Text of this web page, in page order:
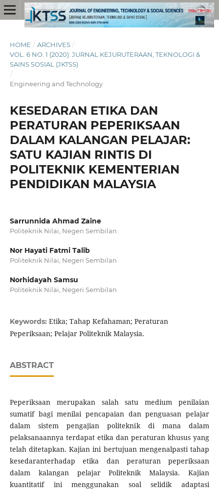
HOME / ARCHIVES /
VOL. 6 NO. 1 (2020): JURNAL KEJURUTERAAN, TEKNOLOGI &
SAINS SOSIAL (JKTSS)
/
Engineering and Technology
KESEDARAN ETIKA DAN
PERATURAN PEPERIKSAAN
DALAM KALANGAN PELAJAR:
SATU KAJIAN RINTIS DI
POLITEKNIK KEMENTERIAN
PENDIDIKAN MALAYSIA
Sarrunnida Ahmad Zaine
Politeknik Nilai, Negeri Sembilan
Nor Hayati Fatmi Talib
Politeknik Nilai, Negeri Sembilan
Norhidayah Samsu
Politeknik Nilai, Negeri Sembilan
Keywords: Etika; Tahap Kefahaman; Peraturan
Peperiksaan; Pelajar Politeknik Malaysia.
ABSTRACT
Peperiksaan merupakan salah satu medium penilaian
sumatif bagi menilai pencapaian dan penguasan pelajar
dalam sistem pengajian politeknik di mana dalam
pelaksanaannya terdapat etika dan peraturan khusus yang
telah ditetapkan. Kajian ini bertujuan mengenalpasti tahap
kesedaranterhadap etika dan peraturan peperiksaan
dalam kalangan pelajar Politeknik Malaysia. Kajian
kuantitatif ini menggunakan soal selidik adaptasi